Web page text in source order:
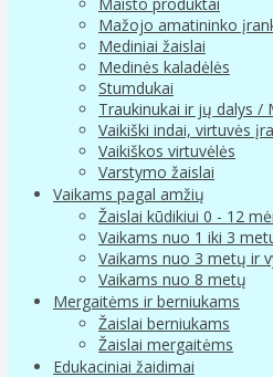
Mažojo amatininko
Mediniai žaislai
Medinės kaladėlės
Stumdukai
Traukinukai ir jų dalys /
Vaikiški indai, virtuvės
Vaikiškos virtuvėlės
Varstymo žaislai
Vaikams pagal amžių
Žaislai kūdikiui 0 - 12
Vaikams nuo 1 iki 3
Vaikams nuo 3 metų ir
Vaikams nuo 8 metų
Mergaitėms ir berniukams
Žaislai berniukams
Žaislai mergaitėms
Edukaciniai žaidimai